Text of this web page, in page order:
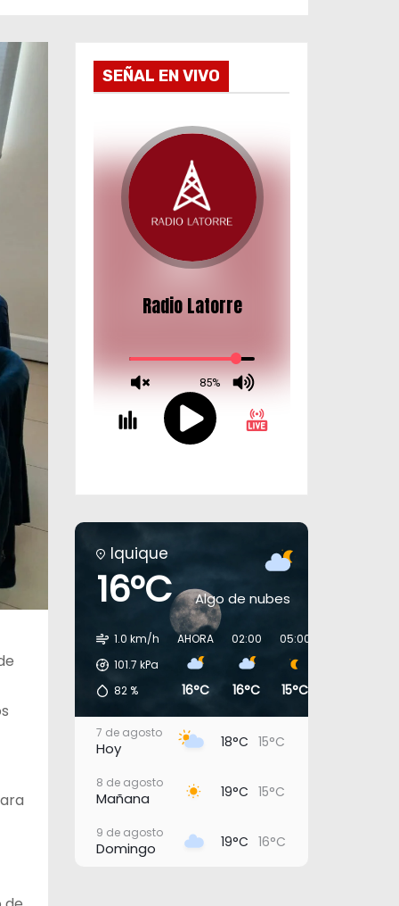
SEÑAL EN VIVO
Iquique
16°C Algo de nubes
1.0 km/h
101.7 kPa
82%
AHORA
16°C
02:00
16°C
05:00
15°C
7 de agosto
Hoy 18°C 15°C
8 de agosto
Mañana 19°C 15°C
9 de agosto
Domingo 19°C 16°C